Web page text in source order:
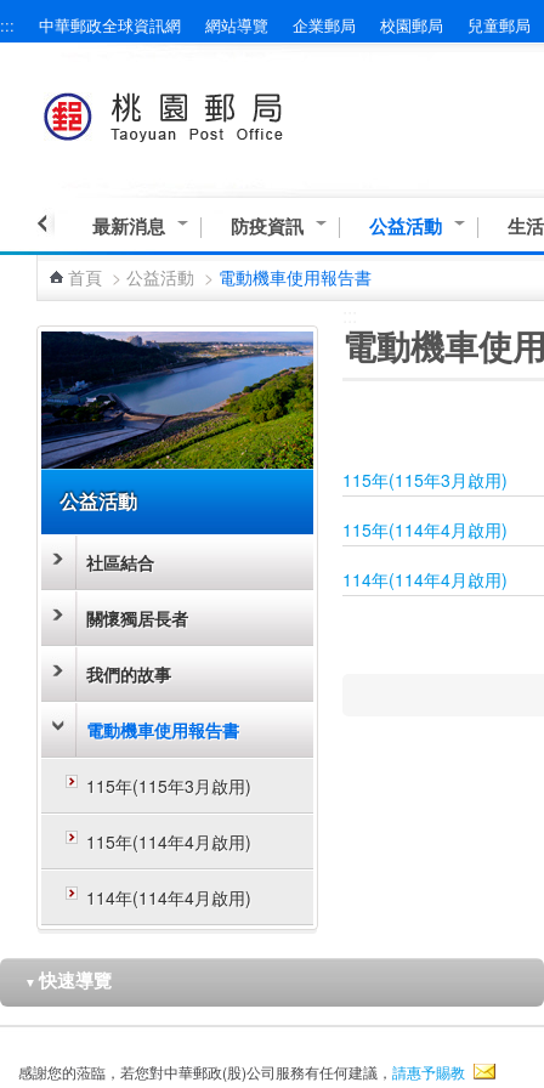
跳到主要內容區塊
::: 中華郵政全球資訊網 網站導覽 企業郵局 校園郵局 兒童郵局
最新消息 防疫資訊 公益活動 生
首頁 > 公益活動 > 電動機車使用報告書
公益活動
社區結合
關懷獨居長者
我們的故事
電動機車使用報告書
115年(115年3月啟用)
115年(114年4月啟用)
114年(114年4月啟用)
電動機車使
115年(115年3月啟用)
115年(114年4月啟用)
114年(114年4月啟用)
▼ 快速導覽
感謝您的蒞臨，若您對中華郵政(股)公司服務有任何建議， 請惠予賜教